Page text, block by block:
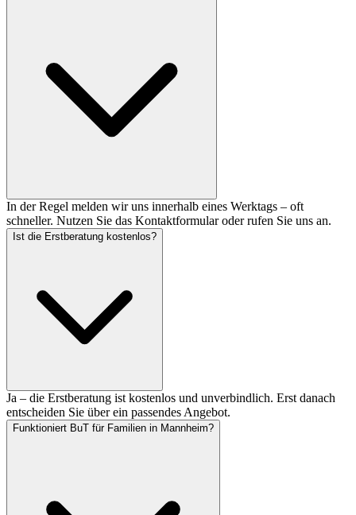
In der Regel melden wir uns innerhalb eines Werktags – oft
schneller. Nutzen Sie das Kontaktformular oder rufen Sie uns an.
Ist die Erstberatung kostenlos?
Ja – die Erstberatung ist kostenlos und unverbindlich. Erst danach
entscheiden Sie über ein passendes Angebot.
Funktioniert BuT für Familien in Mannheim?